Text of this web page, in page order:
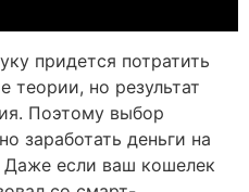
придется потратить
теории, но результат
Поэтому выбор
заработать деньги на
Даже если ваш кошелек